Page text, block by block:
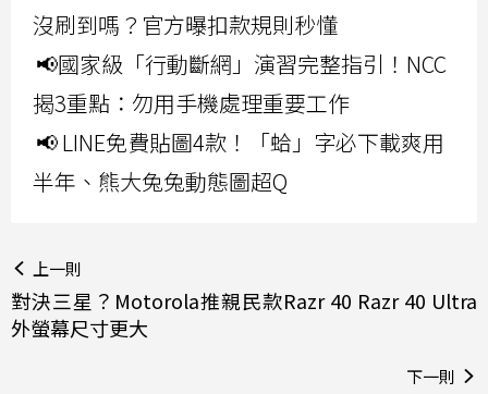
沒刷到嗎？官方曝扣款規則秒懂
📢國家級「行動斷網」演習完整指引！NCC
揭3重點：勿用手機處理重要工作
📢 LINE免費貼圖4款！「蛤」字必下載爽用
半年、熊大兔兔動態圖超Q
上一則
對決三星？Motorola推親民款Razr 40 Razr 40 Ultra
外螢幕尺寸更大
下一則